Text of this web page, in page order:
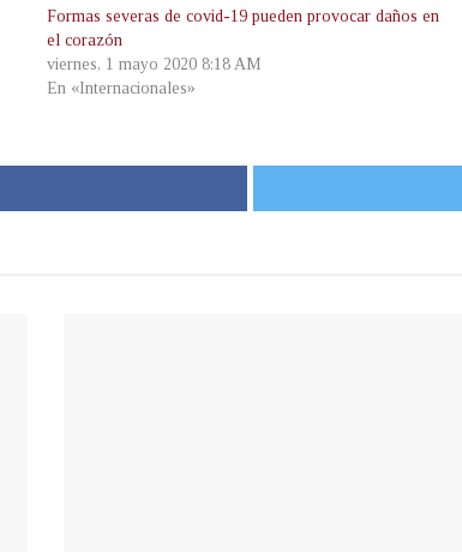
Formas severas de covid-19 pueden provocar daños en
el corazón
viernes, 1 mayo 2020 8:18 AM
En «Internacionales»